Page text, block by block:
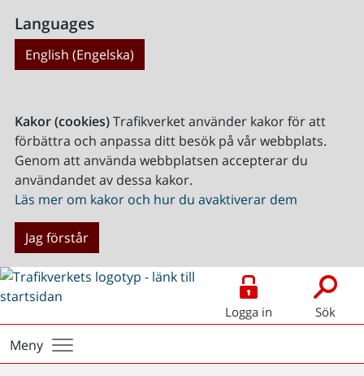
Languages
English (Engelska)
Kakor (cookies)Trafikverket använder kakor för att
förbättra och anpassa ditt besök på vår webbplats.
Genom att använda webbplatsen accepterar du
användandet av dessa kakor.
Läs mer om kakor och hur du avaktiverar dem
Jag förstår
Logga in Sök
Meny